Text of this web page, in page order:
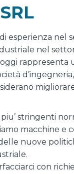
esperienza nel
nel
oggi
stringenti
macchine e
nuove
con